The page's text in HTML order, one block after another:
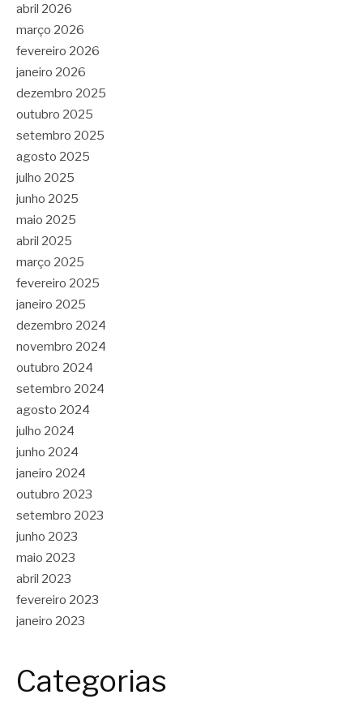
abril 2026
março 2026
fevereiro 2026
janeiro 2026
dezembro 2025
outubro 2025
setembro 2025
agosto 2025
julho 2025
junho 2025
maio 2025
abril 2025
março 2025
fevereiro 2025
janeiro 2025
dezembro 2024
novembro 2024
outubro 2024
setembro 2024
agosto 2024
julho 2024
junho 2024
janeiro 2024
outubro 2023
setembro 2023
junho 2023
maio 2023
abril 2023
fevereiro 2023
janeiro 2023
Categorias